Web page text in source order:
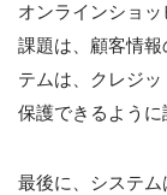
オンラインショ
課題は、顧客情
テムは、クレジ
保護できるように
最後に、システ